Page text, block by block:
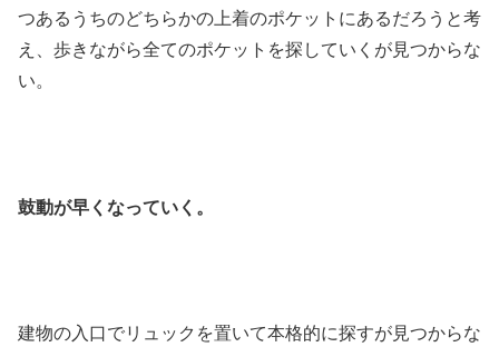
つあるうちのどちらかの上着のポケットにあるだろうと考
え、歩きながら全てのポケットを探していくが見つからな
い。
鼓動が早くなっていく。
建物の入口でリュックを置いて本格的に探すが見つからな